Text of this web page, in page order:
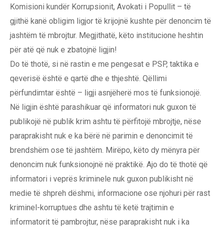
Komisioni kundër Korrupsionit, Avokati i Popullit – të
gjithë kanë obligim ligjor të krijojnë kushte për denoncim të
jashtëm të mbrojtur. Megjithatë, këto institucione heshtin
për atë që nuk e zbatojnë ligjin!
Do të thotë, si në rastin e me pengesat e PSP, taktika e
qeverisë është e qartë dhe e thjeshtë. Qëllimi
përfundimtar është – ligji asnjëherë mos të funksionojë.
Në ligjin është parashikuar që informatori nuk guxon të
publikojë në publik krim ashtu të përfitojë mbrojtje, nëse
paraprakisht nuk e ka bërë në parimin e denoncimit të
brendshëm ose të jashtëm. Mirëpo, këto dy mënyra për
denoncim nuk funksionojnë në praktikë. Ajo do të thotë që
informatori i veprës kriminele nuk guxon publikisht në
medie të shpreh dëshmi, informacione ose njohuri për rast
kriminel-korruptues dhe ashtu të ketë trajtimin e
informatorit të pambrojtur, nëse paraprakisht nuk i ka